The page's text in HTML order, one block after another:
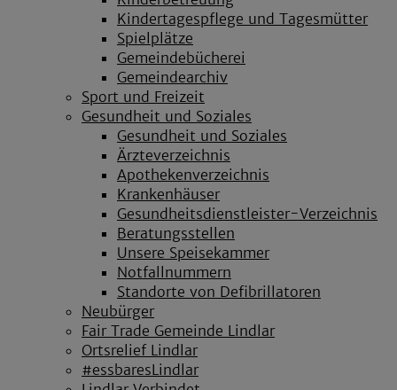
Kindertagespflege und Tagesmütter
Spielplätze
Gemeindebücherei
Gemeindearchiv
Sport und Freizeit
Gesundheit und Soziales
Gesundheit und Soziales
Ärzteverzeichnis
Apothekenverzeichnis
Krankenhäuser
Gesundheitsdienstleister-Verzeichnis
Beratungsstellen
Unsere Speisekammer
Notfallnummern
Standorte von Defibrillatoren
Neubürger
Fair Trade Gemeinde Lindlar
Ortsrelief Lindlar
#essbaresLindlar